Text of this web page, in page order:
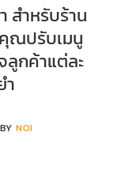
สำหรับร้าน
ณปรับเมนู
ลูกค้าแต่ละ
BY NOI